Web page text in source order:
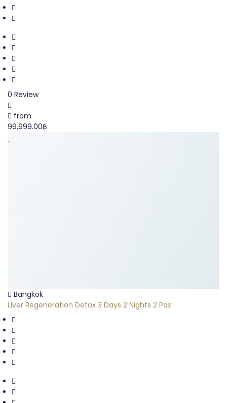
0 Review
from
99,999.00฿
Bangkok
Liver Regeneration Detox 3 Days 2 Nights 2 Pax